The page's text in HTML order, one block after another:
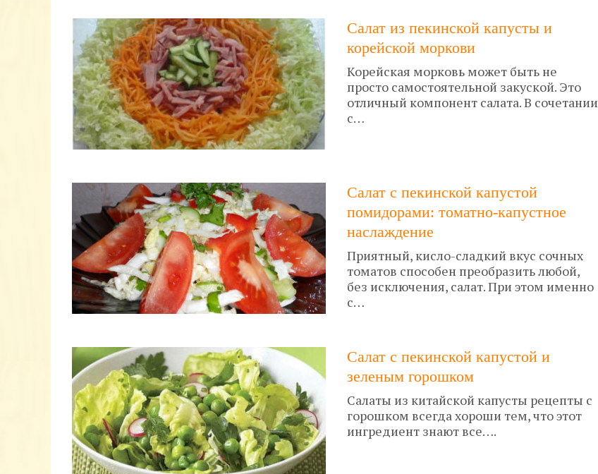
Салат из пекинской капусты и
корейской моркови
Корейская морковь может быть не
просто самостоятельной закуской. Это
отличный компонент салата. В сочетании
с…
Салат с пекинской капустой
помидорами: томатно-капустное
наслаждение
Приятный, кисло-сладкий вкус сочных
томатов способен преобразить любой,
без исключения, салат. При этом именно
с…
Салат с пекинской капустой и
зеленым горошком
Салаты из китайской капусты рецепты с
горошком всегда хороши тем, что этот
ингредиент знают все….